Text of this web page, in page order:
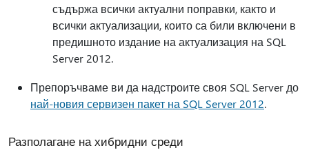
съдържа всички актуални поправки, както и
всички актуализации, които са били включени в
предишното издание на актуализация на SQL
Server 2012.
Препоръчваме ви да надстроите своя SQL Server до
най-новия сервизен пакет на SQL Server 2012.
Разполагане на хибридни среди